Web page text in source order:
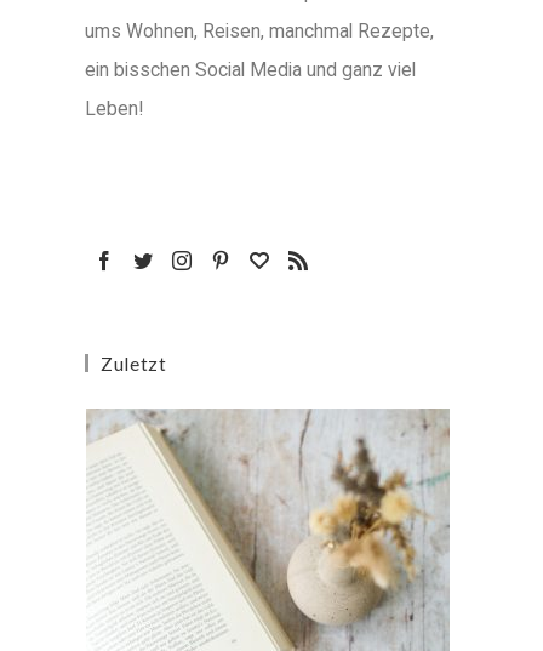
ums Wohnen, Reisen, manchmal Rezepte,
ein bisschen Social Media und ganz viel
Leben!
Zuletzt